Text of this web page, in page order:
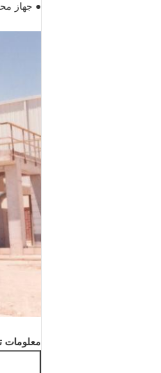
● جهاز
معلومات